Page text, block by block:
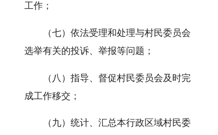
工作；
（七）依法受理和处理与村民委员会
选举有关的投诉、举报等问题；
（八）指导、督促村民委员会及时完
成工作移交；
（九）统计、汇总本行政区域村民委